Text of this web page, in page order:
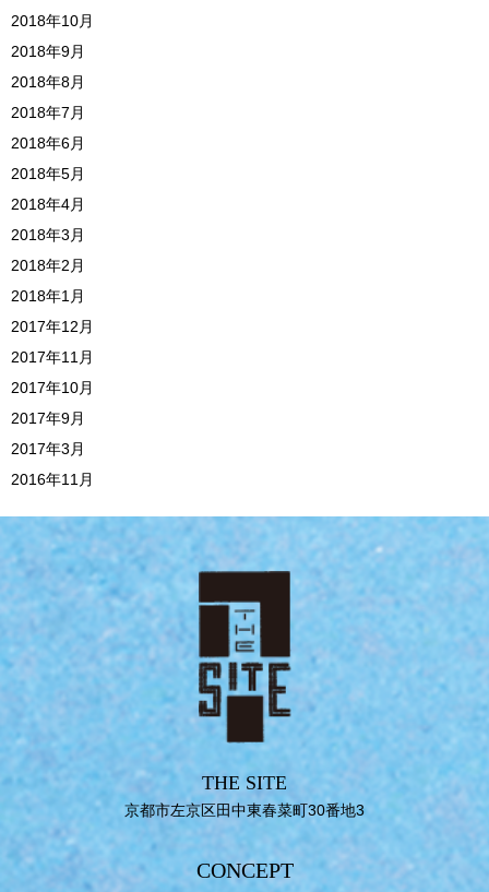
2018年10月
2018年9月
2018年8月
2018年7月
2018年6月
2018年5月
2018年4月
2018年3月
2018年2月
2018年1月
2017年12月
2017年11月
2017年10月
2017年9月
2017年3月
2016年11月
THE SITE
京都市左京区田中東春菜町30番地3
CONCEPT